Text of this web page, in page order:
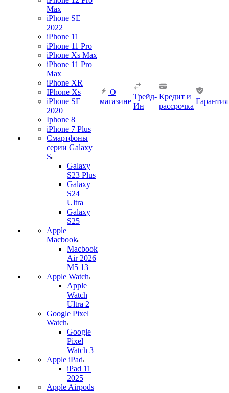
Max
iPhone SE
2022
iPhone 11
iPhone 11 Pro
iPhone Xs Max
iPhone 11 Pro
Max
iPhone XR
IPhone Xs
iPhone SE
2020
Iphone 8
iPhone 7 Plus
Смартфоны
серии Galaxy
S
Galaxy
S23 Plus
Galaxy
S24
Ultra
Galaxy
S25
Apple
Macbook
Macbook
Air 2026
M5 13
Apple Watch
Apple
Watch
Ultra 2
Google Pixel
Watch
Google
Pixel
Watch 3
Apple iPad
iPad 11
2025
Apple Airpods
О
магазине
Трейд-
Ин
Кредит и
рассрочка
Гарантия